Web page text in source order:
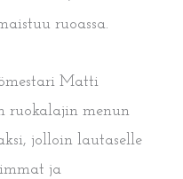
ruoassa.
Matti
ruokalajin menun
jolloin lautaselle
ja